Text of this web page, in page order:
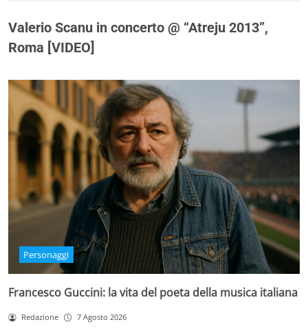
Valerio Scanu in concerto @ “Atreju 2013”,
Roma [VIDEO]
Personaggi
Francesco Guccini: la vita del poeta della musica italiana
Redazione 7 Agosto 2026